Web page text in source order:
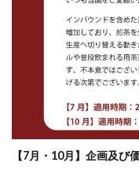
【7月・10月】企画及び